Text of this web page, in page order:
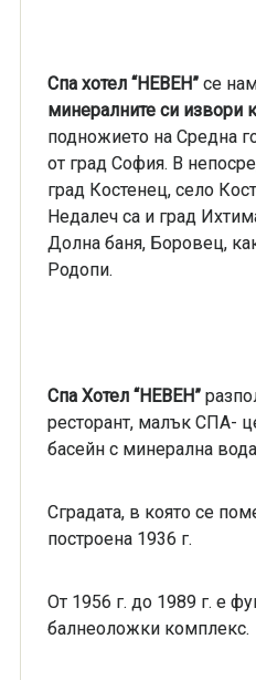
Спа хотел “НЕВЕН”се
минералните си извори
подножието на Средна
от град София. В
град Костенец, село
Недалеч са и град
Долна баня, Боровец,
Родопи.
Спа Хотел “НЕВЕН”
ресторант, малък СПА-
басейн с минерална
Сградата, в която се
построена 1936 г.
От 1956 г. до 1989 г. е
балнеоложки комплекс.